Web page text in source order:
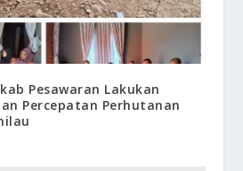
Pesawaran Lakukan
Percepatan Perhutanan